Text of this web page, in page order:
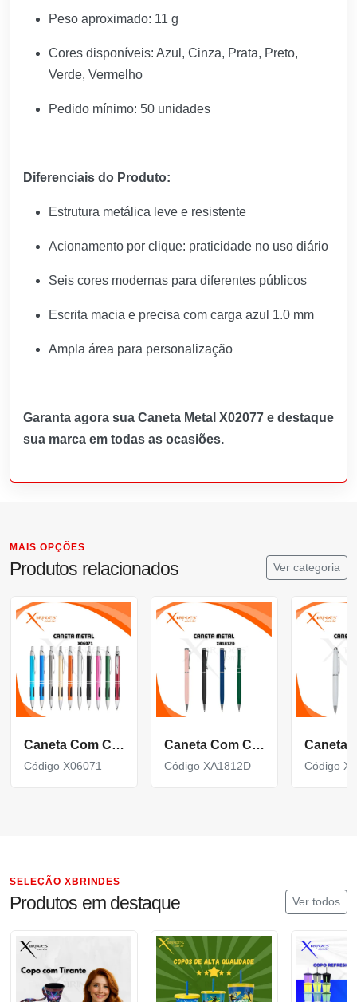
Peso aproximado: 11 g
Cores disponíveis: Azul, Cinza, Prata, Preto,
Verde, Vermelho
Pedido mínimo: 50 unidades
Diferenciais do Produto:
Estrutura metálica leve e resistente
Acionamento por clique: praticidade no uso diário
Seis cores modernas para diferentes públicos
Escrita macia e precisa com carga azul 1.0 mm
Ampla área para personalização
Garanta agora sua Caneta Metal X02077 e destaque
sua marca em todas as ocasiões.
MAIS OPÇÕES
Produtos relacionados Ver categoria
Caneta Com Corpo De Metal Carga Azul E Acionamento Por Clique X06071
Código X06071
Caneta Com Corpo De Metal Carga Azul E Acionamento Por Rotação Xa1812D
Código XA1812D Código
SELEÇÃO XBRINDES
Produtos em destaque Ver todos